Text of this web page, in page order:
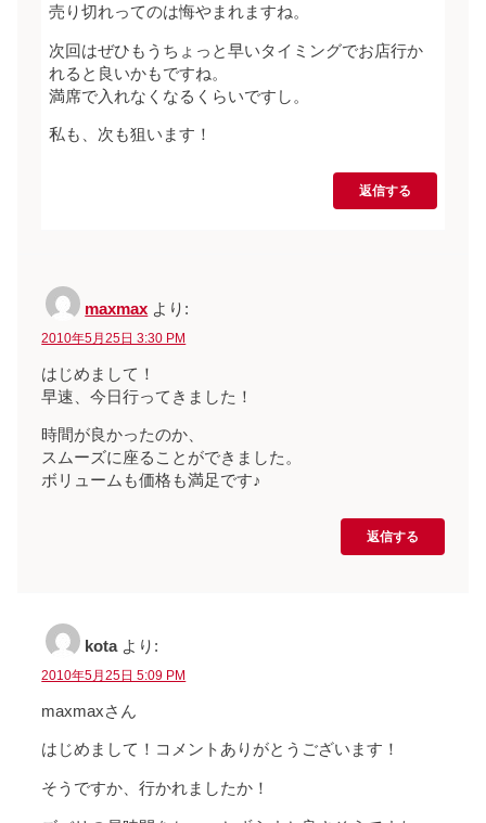
売り切れってのは悔やまれますね。
次回はぜひもうちょっと早いタイミングでお店行か
れると良いかもですね。
満席で入れなくなるくらいですし。
私も、次も狙います！
返信する
maxmax より:
2010年5月25日 3:30 PM
はじめまして！
早速、今日行ってきました！
時間が良かったのか、
スムーズに座ることができました。
ボリュームも価格も満足です♪
返信する
kota より:
2010年5月25日 5:09 PM
maxmaxさん
はじめまして！コメントありがとうございます！
そうですか、行かれましたか！